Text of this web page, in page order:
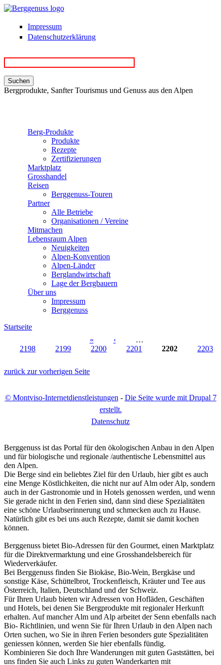
Direkt zum Inhalt
Impressum
Datenschutzerklärung
Bergprodukte, Sanfter Tourismus und Genuss aus den Alpen
Berg-Produkte
Produkte
Rezepte
Zertifizierungen
Marktplatz
Grosshandel
Reisen
Berggenuss-Touren
Partner
Alle Betriebe
Organisationen / Vereine
Mitmachen
Lebensraum Alpen
Neuigkeiten
Alpen-Konvention
Alpen-Länder
Berglandwirtschaft
Lage der Bergbauern
Über uns
Impressum
Berggenuss
Startseite
Seiten
« ‹
…
2198
2199 2200 2201 2202 2203
zurück zur vorherigen Seite
© Montviso-Internetdienstleistungen - Die Seite wurde mit Drupal 7
erstellt.
Datenschutz
Berggenuss ist das Portal für den ökologischen Anbau in den Alpen
und für biologische und regionale /authentische Lebensmittel aus
den Alpen.
Die Berge sind ein beliebtes Ziel für den Urlaub, hier gibt es auch
eine Menge Köstlichkeiten, die nicht nur auf Alm oder Alp, sondern
auch in der Gastronomie und in Hotels genossen werden, und wenn
Sie gerade nicht in den Ferien sind, dann sind diese Spezialitäten
eine schöne Urlaubserinnerung und schmecken auch zu Hause.
Natürlich gibt es bei uns auch Rezepte, damit sie damit kochen
können.
Berggenuss bietet Bio-Adressen für den Gourmet, einen Marktplatz
für die Direktvermarktung und eine Grosshandelsbereich für
Wiederverkäufer.
Bei Berggenuss finden Sie Biokäse, Bio-Wein, Bergkäse und
sonstige Käse, Schüttelbrot, Trockenfleisch, Kräuter und Tee aus
Österreich, Italien, Deutschland und der Schweiz.
Für Ihren Urlaub bieten wir Adressen von Hofläden, Geschäften
und Hotels, bei denen Sie Bergprodukte mit regionaler Herkunft
erhalten. Auf mancher Alm und Alp arbeitet der Senn ebenfalls nach
Bio- Richtlinien, und wenn Sie für Ihren Urlaub in den Alpen nach
Orten suchen, wo Sie in ihren Ferien besonders gute Spezialitäten
geniessen können, werden Sie hier ebenfalls fündig.
Kombinieren Sie doch Ihre Wanderungen mit guten Gaststätten, bei
uns finden Sie auch Links zu guten Wanderkarten mit